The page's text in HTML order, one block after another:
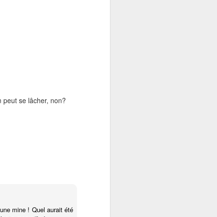
se lâcher, non?
mine ! Quel aurait été